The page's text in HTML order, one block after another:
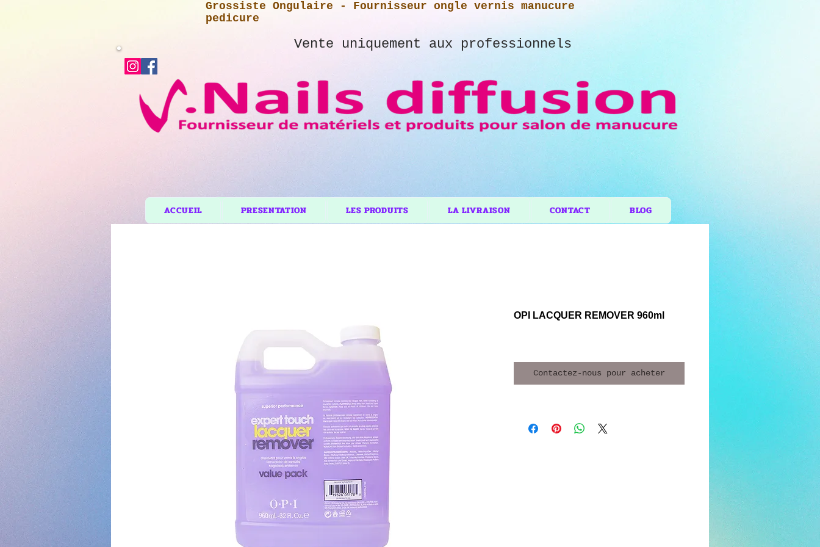
Grossiste Ongulaire - Fournisseur ongle vernis manucure
pedicure
Vente uniquement aux professionnels
ACCUEIL PRESENTATION LES PRODUITS LA LIVRAISON CONTACT BLOG
OPI LACQUER REMOVER 960ml
Contactez-nous pour acheter